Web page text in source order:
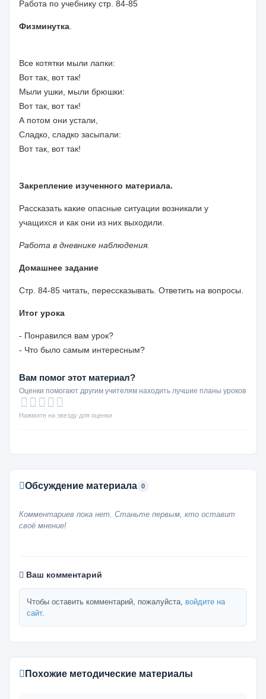
Работа по учебнику стр. 84-85
Физминутка
Все котятки мыли лапки:
Вот так, вот так!
Мыли ушки, мыли брюшки:
Вот так, вот так!
А потом они устали,
Сладко, сладко засыпали:
Вот так, вот так!
Закрепление изученного материала.
Рассказать какие опасные ситуации возникали у
учащихся и как они из них выходили.
Работа в дневнике наблюдения.
Домашнее задание
Стр. 84-85 читать, перессказывать. Ответить на вопросы.
Итог урока
- Понравился вам урок?
- Что было самым интересным?
Вам помог этот материал?
Оценки помогают другим учителям находить лучшие планы уроков
Нажмите на звезду для оценки
Обсуждение материала 0
Комментариев пока нет. Станьте первым, кто оставит
своё мнение!
Ваш комментарий
Чтобы оставить комментарий, пожалуйста, войдите на
сайт.
Похожие методические материалы